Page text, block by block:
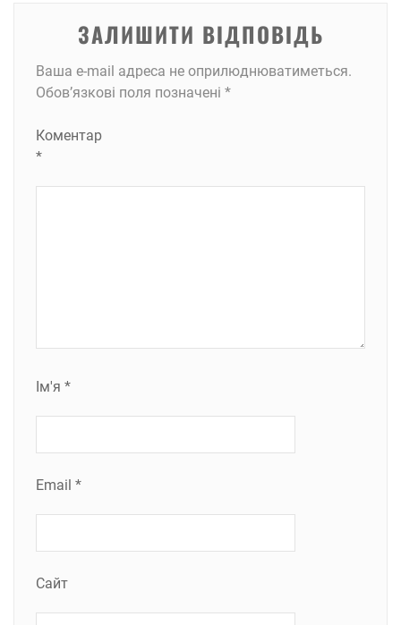
ЗАЛИШИТИ ВІДПОВІДЬ
Ваша e-mail адреса не оприлюднюватиметься.
Обов’язкові поля позначені *
Коментар
*
Ім'я *
Email *
Сайт